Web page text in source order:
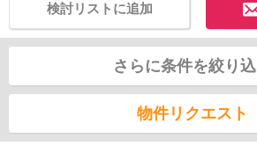
検討リストに追加
さらに条件を絞り
物件リクエスト